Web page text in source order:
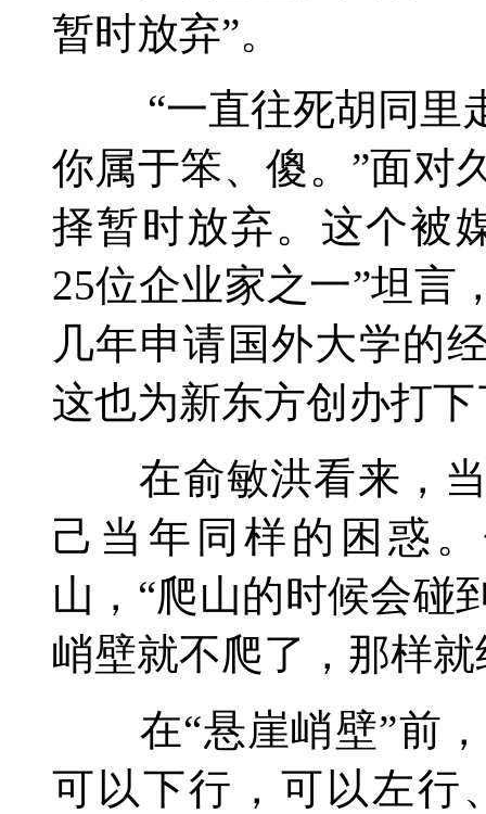
暂时放弃”。
“一直往死胡同里走
你属于笨、傻。”面对
择暂时放弃。这个被
25位企业家之一”坦言
几年申请国外大学的
这也为新东方创办打
在俞敏洪看来，当
己当年同样的困惑
山，“爬山的时候会碰
峭壁就不爬了，那样
在“悬崖峭壁”前，
可以下行，可以左行